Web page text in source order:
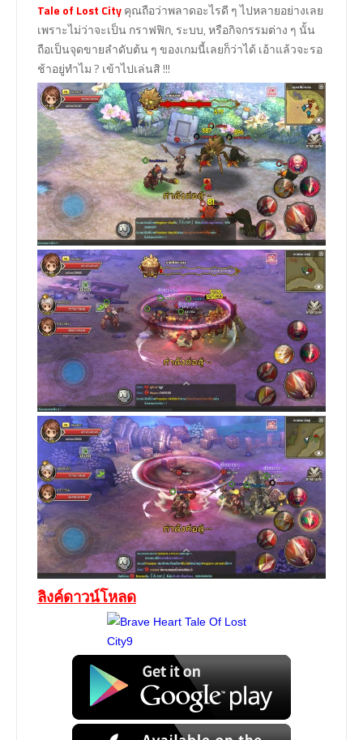
Tale of Lost Cityคุณถือว่าพลาดอะไรดี ๆ ไปหลายอย่างเลย
เพราะไม่ว่าจะเป็น กราฟฟิก, ระบบ, หรือกิจกรรมต่าง ๆ นั้น
ถือเป็นจุดขายลำดับต้น ๆ ของเกมนี้เลยก็ว่าได้ เอ้าแล้วจะรอ
ช้าอยู่ทำไม ? เข้าไปเล่นสิ !!!
ลิงค์ดาวน์โหลด